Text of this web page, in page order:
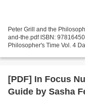
Peter Grill and the
and-the.pdf ISBN:
Philosopher's Time Vol. 4
[PDF] In Focus
Guide by Sasha